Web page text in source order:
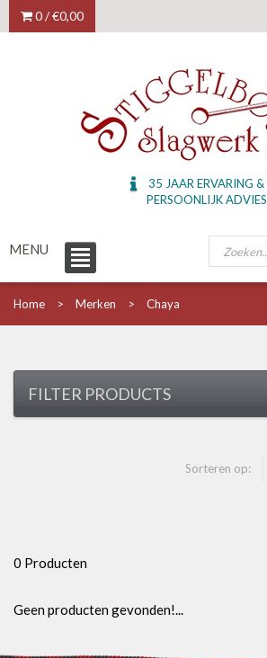
0 /€0,00
35 JAAR ERVARING &
PERSOONLIJK ADVIES
MENU
Home Merken Chaya
FILTER PRODUCTS
Sorteren op:
0 Producten
Geen producten gevonden!...